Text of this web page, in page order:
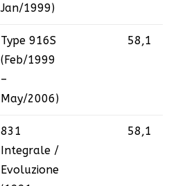
Jan/1999)
Type 916S
(Feb/1999
–
May/2006)
58,1
831
Integrale /
Evoluzione
58,1